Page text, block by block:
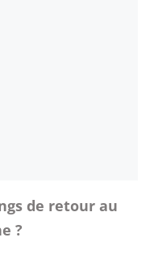
de retour au
?